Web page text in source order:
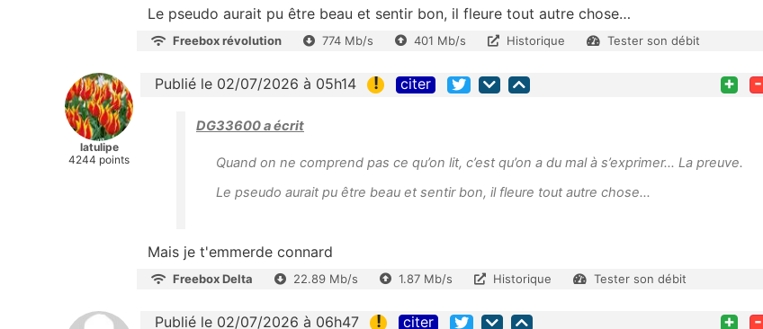
Le pseudo aurait pu être beau et sentir bon, il fleure tout autre chose…
Freebox révolution 774 Mb/s 401 Mb/s Historique Tester son débit
latulipe
4244 points
Publié le 02/07/2026 à 05h14 ! citer + -
DG33600 a écrit
Quand on ne comprend pas ce qu’on lit, c’est qu’on a du mal à s’exprimer… La preuve.
Le pseudo aurait pu être beau et sentir bon, il fleure tout autre chose…
Mais je t'emmerde connard
Freebox Delta 22.89 Mb/s 1.87 Mb/s Historique Tester son débit
Publié le 02/07/2026 à 06h47 ! citer + -